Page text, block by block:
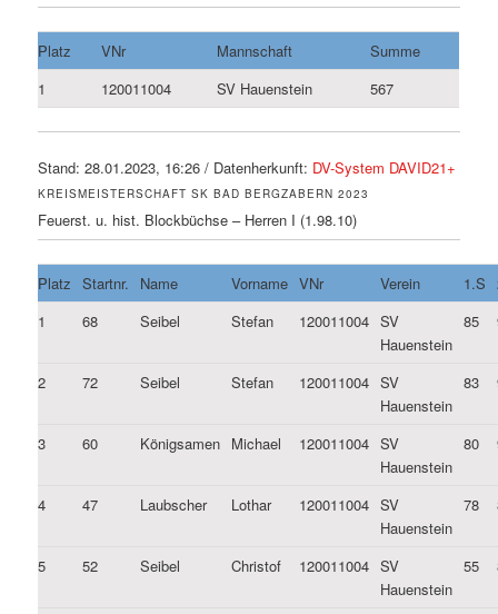
Platz VNr Mannschaft
Summe
1
120011004 SV Hauenstein 567
Stand: 28.01.2023, 16:26 / Datenherkunft: DV-System DAVID21+
KREISMEISTERSCHAFT SK BAD BERGZABERN 2023
Feuerst. u. hist. Blockbüchse – Herren I (1.98.10)
Platz Startnr. Name Vorname VNr Verein 1.S
1
68 Seibel Stefan 120011004 SV
Hauenstein
85
2 72 Seibel Stefan 120011004 SV
Hauenstein
83
3 60 Königsamen Michael 120011004 SV
Hauenstein
80
4 47 Laubscher Lothar 120011004 SV
Hauenstein
78
5 52 Seibel Christof 120011004 SV
Hauenstein
55